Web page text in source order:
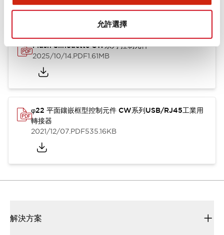
允許選擇
型錄和宣傳手冊 CAD檔 認證與標準
Flush Silhouette CW系列 控制元件
2025/10/14.PDF1.61MB
φ22 平面鑲嵌框型控制元件 CW系列USB/RJ45工業用
轉接器
2021/12/07.PDF535.16KB
解決方案